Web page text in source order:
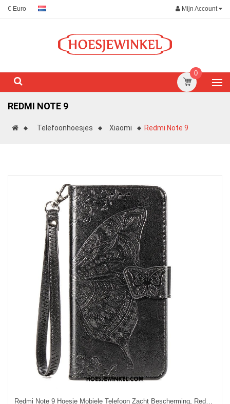
€ Euro Mijn Account
0
REDMI NOTE 9
Telefoonhoesjes Xiaomi Redmi Note 9
Redmi Note 9 Hoesje Mobiele Telefoon Zacht Bescherming, Redmi Note 9 Hoesje Hoes All Inclusive Beige